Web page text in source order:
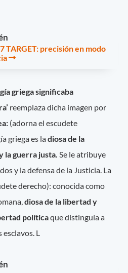
TARGET: precisión en modo
griega significaba
reemplaza dicha imagen por
(adorna el escudete
griega es ladiosa de la
la guerra justa.Se le atribuye
y la defensa de la Justicia. La
derecho): conocida como
diosa de la libertad y
políticaque distinguía a
esclavos. L